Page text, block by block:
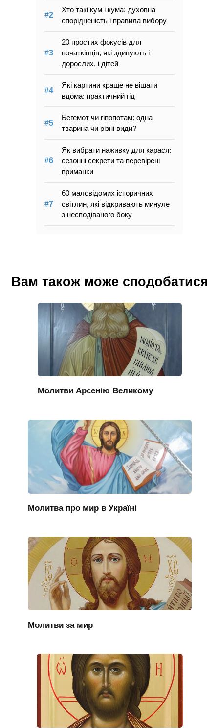
Хто такі кум і кума: духовна
спорідненість і правила вибору
20 простих фокусів для
початківців, які здивують і
дорослих, і дітей
Які картини краще не вішати
вдома: практичний гід
Бегемот чи гіпопотам: одна
тварина чи різні види?
Як вибрати наживку для карася:
сезонні секрети та перевірені
приманки
60 маловідомих історичних
світлин, які відкривають минуле
з несподіваного боку
Вам також може сподобатися
Молитви Арсенію Великому
Молитва про мир в Україні
Молитви за мир